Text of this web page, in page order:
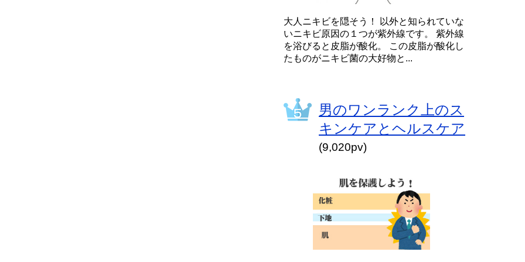
大人ニキビを隠そう！ 以外と知られていな
いニキビ原因の１つが紫外線です。 紫外線
を浴びると皮脂が酸化。 この皮脂が酸化し
たものがニキビ菌の大好物と...
男のワンランク上のス
キンケアとヘルスケア
(9,020pv)